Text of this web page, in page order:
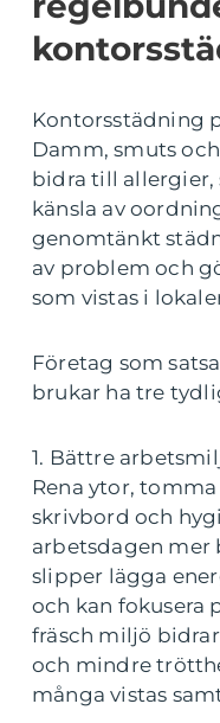
Kontorsstädning
Damm, smuts
bidra till allergier,
känsla av
genomtänkt
av problem och
som vistas i
Företag som
brukar ha tre
1. Bättre
Rena ytor,
skrivbord och
arbetsdagen mer
slipper lägga
och kan fokusera
fräsch miljö
och mindre
många vistas